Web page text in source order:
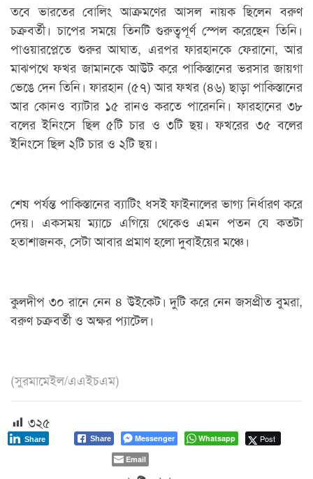
তবে ভারতের বোলিং আক্রমণের আসল নায়ক ছিলেন বরুণ
চক্রবর্তী। চাপের সময়ে তিনটি গুরুত্বপূর্ণ স্পেল করেছেন তিনি।
পাওয়ারপ্লেতে শুরুর আঘাত, এরপর ফারহানকে ফেরানো, আর
মাঝপথে ফখর জামানকে আউট করে পাকিস্তানের ভরসার জায়গা
ভেঙে দেন তিনি। ফারহান (৫৭) আর ফখর (৪৬) ছাড়া পাকিস্তানের
আর কোনও ব্যাটার ১৫ রানও করতে পারেননি। ফারহানের ৩৮
বলের ইনিংসে ছিল ৫টি চার ও ৩টি ছয়। ফখরের ৩৫ বলের
ইনিংসে ছিল ২টি চার ও ২টি ছয়।
শেষ পর্যন্ত পাকিস্তানের ব্যাটিং ধসই ফাইনালের ভাগ্য নির্ধারণ করে
দেয়। একসময় ম্যাচে এগিয়ে থেকেও এমন পতন যে কতটা
হতাশাজনক, সেটা আবার প্রমাণ হলো দুবাইয়ের মঞ্চে।
কুলদীপ ৩০ রানে নেন ৪ উইকেট। দুটি করে নেন জসপ্রীত বুমরা,
বরুণ চক্রবর্তী ও অক্ষর প্যাটেল।
(সুরমামেইল/এএইচএম)
৩২৫
Share Messenger Whatsapp Post
Share
Email